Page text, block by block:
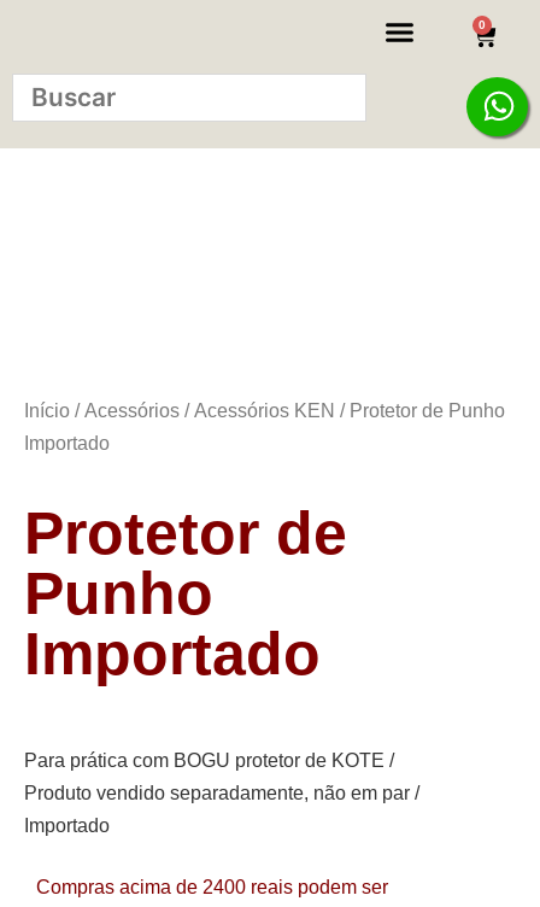
0
Início /Acessórios /Acessórios KEN / Protetor de Punho
Importado
Protetor de
Punho
Importado
Para prática com BOGU protetor de KOTE /
Produto vendido separadamente, não em par /
Importado
Compras acima de 2400 reais podem ser